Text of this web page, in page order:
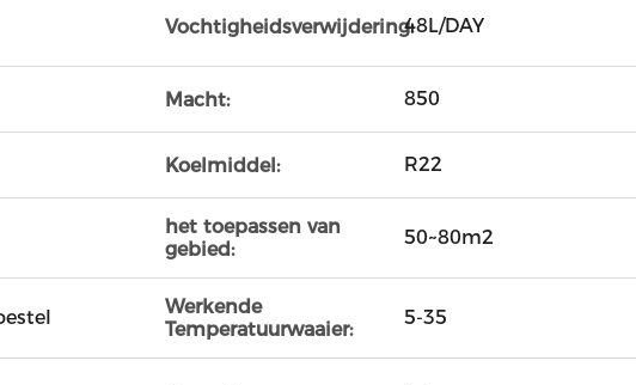
Vochtigheidsverwijdering:48L/DAY
Macht: 850
Koelmiddel: R22
het toepassen van
gebied:
50~80m2
Werkende
Temperatuurwaaier:
5-35